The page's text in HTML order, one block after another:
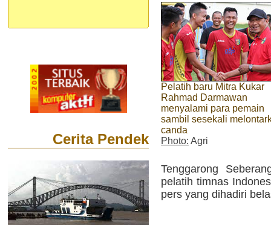
Cerita Pendek
Pelatih baru Mitra Kukar
Rahmad Darmawan
menyalami para pemain
sambil sesekali
canda
Photo: Agri
Tenggarong
pelatih timnas
pers yang dihadiri